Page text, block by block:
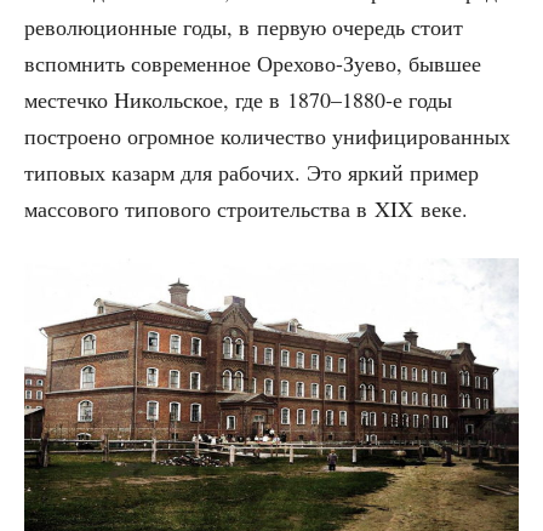
ре­во­лю­ци­он­ные годы, в первую оче­редь сто­ит
вспом­нить совре­мен­ное Оре­хо­во-Зуе­во, быв­шее
местеч­ко Николь­ское, где в 1870–1880‑е годы
постро­е­но огром­ное коли­че­ство уни­фи­ци­ро­ван­ных
типо­вых казарм для рабо­чих. Это яркий при­мер
мас­со­во­го типо­во­го стро­и­тель­ства в XIX веке.